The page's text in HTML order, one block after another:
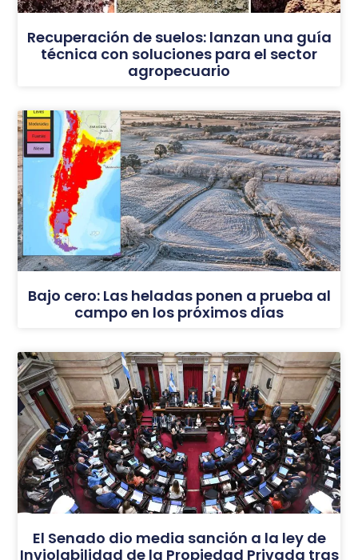
Recuperación de suelos: lanzan una guía
técnica con soluciones para el sector
agropecuario
Bajo cero: Las heladas ponen a prueba al
campo en los próximos días
El Senado dio media sanción a la ley de
Inviolabilidad de la Propiedad Privada tras